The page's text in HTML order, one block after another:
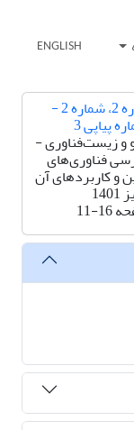
ENGLISH
دوره 2، شماره 2 -
پیاپی 3
و زیست‌فناوری -
فناوری‌های
و کاربردهای آن
11-16